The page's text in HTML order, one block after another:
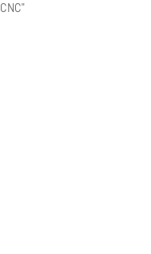
1 تم العثور على النتائج لـ "آلة نقش الجرانيت CNC"